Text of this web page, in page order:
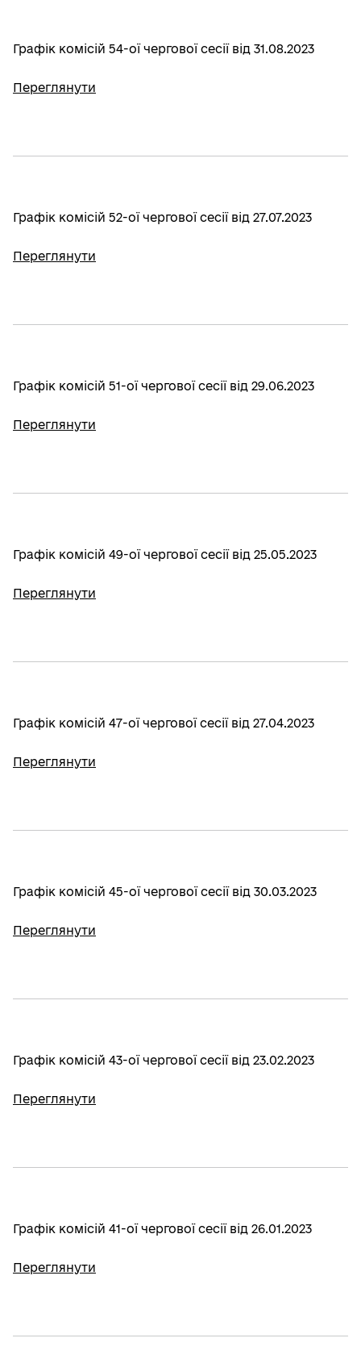
Графік комісій 54-ої чергової сесії від 31.08.2023
Переглянути
Графік комісій 52-ої чергової сесії від 27.07.2023
Переглянути
Графік комісій 51-ої чергової сесії від 29.06.2023
Переглянути
Графік комісій 49-ої чергової сесії від 25.05.2023
Переглянути
Графік комісій 47-ої чергової сесії від 27.04.2023
Переглянути
Графік комісій 45-ої чергової сесії від 30.03.2023
Переглянути
Графік комісій 43-ої чергової сесії від 23.02.2023
Переглянути
Графік комісій 41-ої чергової сесії від 26.01.2023
Переглянути